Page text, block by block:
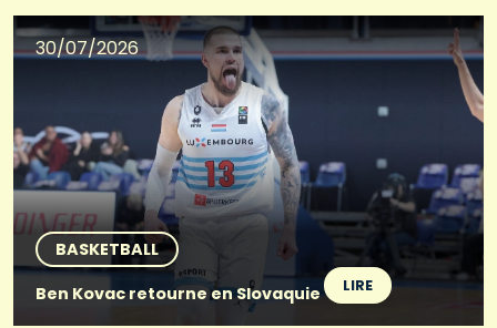
30/07/2026
BASKETBALL
Ben Kovac retourne en Slovaquie
LIRE